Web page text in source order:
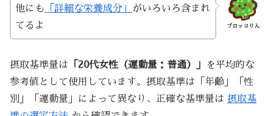
ブロッコりん
他にも 「詳細な栄養成分」
がいろいろ含まれ
てるよ
摂取基準量は 「20代女性（運動量：普通）」
を平均的な
参考値として使用しています。摂取基準は「年齢」「性
別」「運動量」によって異なり、正確な基準量は 摂取基